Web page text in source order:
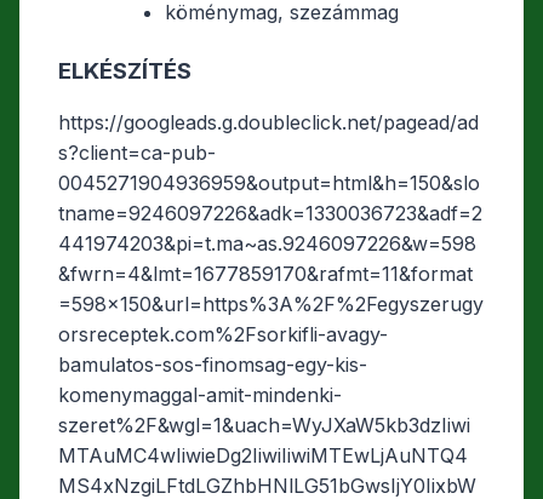
köménymag, szezámmag
ELKÉSZÍTÉS
https://googleads.g.doubleclick.net/pagead/ad
s?client=ca-pub-
0045271904936959&output=html&h=150&slo
tname=9246097226&adk=1330036723&adf=2
441974203&pi=t.ma~as.9246097226&w=598
&fwrn=4&lmt=1677859170&rafmt=11&format
=598×150&url=https%3A%2F%2Fegyszerugy
orsreceptek.com%2Fsorkifli-avagy-
bamulatos-sos-finomsag-egy-kis-
komenymaggal-amit-mindenki-
szeret%2F&wgl=1&uach=WyJXaW5kb3dzIiwi
MTAuMC4wIiwieDg2IiwiIiwiMTEwLjAuNTQ4
MS4xNzgiLFtdLGZhbHNlLG51bGwsIjY0IixbW